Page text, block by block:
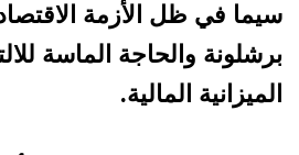
سيما في ظل الأزمة
برشلونة والحاجة الماسة
الميزانية المالية.